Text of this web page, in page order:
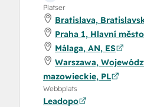
Platser
Bratislava,
Praha 1, Hlavní
Málaga, AN, ES
Warszawa,
mazowieckie, PL
Webbplats
Leadopo